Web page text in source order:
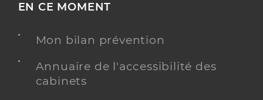
EN CE MOMENT
Mon bilan prévention
Annuaire de l'accessibilité des
cabinets